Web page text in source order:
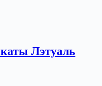
Лэтуаль